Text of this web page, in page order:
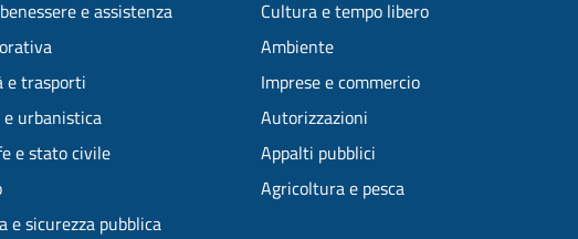
e assistenza
e trasporti
urbanistica
e stato civile
e sicurezza pubblica
Cultura e tempo libero
Ambiente
Imprese e commercio
Autorizzazioni
Appalti pubblici
Agricoltura e pesca